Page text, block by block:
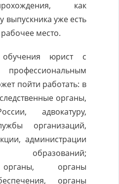
как
выпускника уже есть
место.
юрист с
пойти работать: в
органы,
адвокатуру,
организаций,
администрации
образований;
органы
органы